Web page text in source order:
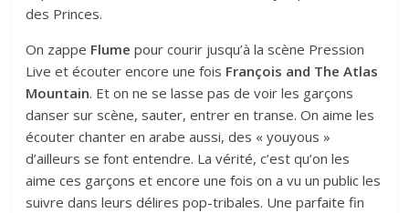
des Princes.
On zappe Flume pour courir jusqu’à la scène Pression
Live et écouter encore une fois François and The Atlas
Mountain. Et on ne se lasse pas de voir les garçons
danser sur scène, sauter, entrer en transe. On aime les
écouter chanter en arabe aussi, des « youyous »
d’ailleurs se font entendre. La vérité, c’est qu’on les
aime ces garçons et encore une fois on a vu un public les
suivre dans leurs délires pop-tribales. Une parfaite fin